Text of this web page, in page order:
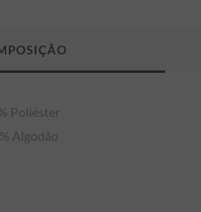
Poliéster
Algodão